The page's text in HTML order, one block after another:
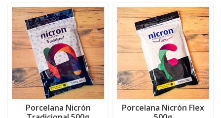
Porcelana Nicrón
Porcelana Nicrón Flex